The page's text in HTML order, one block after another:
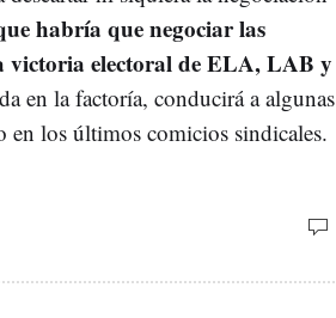
habría que negociar las
victoria electoral de ELA, LAB y
en la factoría, conducirá a algunas
en los últimos comicios sindicales.